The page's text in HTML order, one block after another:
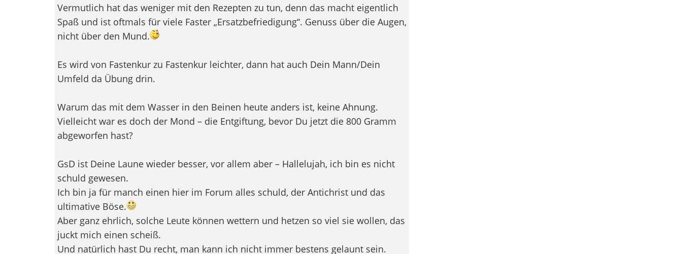
Vermutlich hat das weniger mit den Rezepten zu tun, denn das macht eigentlich
Spaß und ist oftmals für viele Faster „Ersatzbefriedigung“. Genuss über die Augen,
nicht über den Mund.
Es wird von Fastenkur zu Fastenkur leichter, dann hat auch Dein Mann/Dein
Umfeld da Übung drin.
Warum das mit dem Wasser in den Beinen heute anders ist, keine Ahnung.
Vielleicht war es doch der Mond – die Entgiftung, bevor Du jetzt die 800 Gramm
abgeworfen hast?
GsD ist Deine Laune wieder besser, vor allem aber – Hallelujah, ich bin es nicht
schuld gewesen.
Ich bin ja für manch einen hier im Forum alles schuld, der Antichrist und das
ultimative Böse.
Aber ganz ehrlich, solche Leute können wettern und hetzen so viel sie wollen, das
juckt mich einen scheiß.
Und natürlich hast Du recht, man kann ich nicht immer bestens gelaunt sein.